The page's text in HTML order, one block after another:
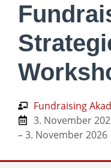
Fundraising
3. November
– 3. November 2026